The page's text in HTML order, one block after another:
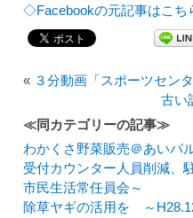
◇Facebookの元記事はこち
« ３分動画「スポーツセン
古い
≪同カテゴリーの記事≫
わかくさ野菜販売＠あいパ
受付カウンター人員削減
市民生活常任員会～
除草ヤギの活用を ～